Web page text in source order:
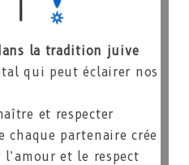
la tradition juive
qui peut éclairer nos
et respecter
chaque partenaire crée
et le respect